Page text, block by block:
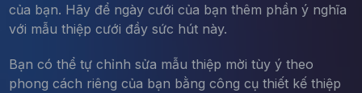
của bạn. Hãy để ngày cưới của bạn thêm phần ý nghĩa
với mẫu thiệp cưới đầy sức hút này.
Bạn có thể tự chỉnh sửa mẫu thiệp mời tùy ý theo
phong cách riêng của bạn bằng công cụ thiết kế thiệp